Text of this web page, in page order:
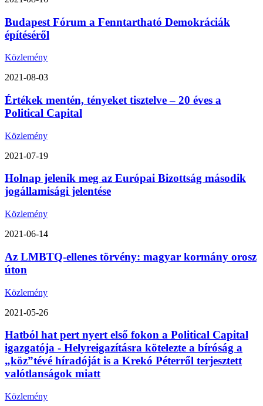
Budapest Fórum a Fenntartható Demokráciák
építéséről
Közlemény
2021-08-03
Értékek mentén, tényeket tisztelve – 20 éves a
Political Capital
Közlemény
2021-07-19
Holnap jelenik meg az Európai Bizottság második
jogállamisági jelentése
Közlemény
2021-06-14
Az LMBTQ-ellenes törvény: magyar kormány orosz
úton
Közlemény
2021-05-26
Hatból hat pert nyert első fokon a Political Capital
igazgatója - Helyreigazításra kötelezte a bíróság a
„köz”tévé híradóját is a Krekó Péterről terjesztett
valótlanságok miatt
Közlemény